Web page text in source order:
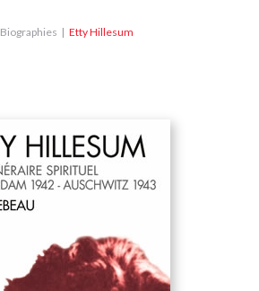
Biographies Etty Hillesum